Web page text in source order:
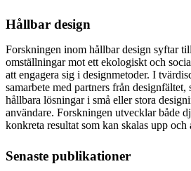
Hållbar design
Forskningen inom hållbar design syftar
omställningar mot ett ekologiskt och
att engagera sig i designmetoder. I
samarbete med partners från designfältet,
hållbara lösningar i små eller stora
användare. Forskningen utvecklar både
konkreta resultat som kan skalas upp
Senaste publikationer